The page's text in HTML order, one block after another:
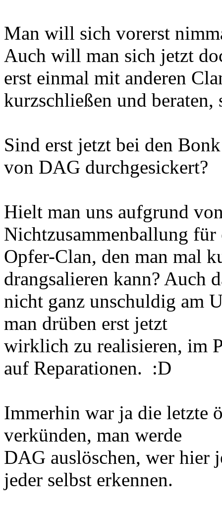
Man will sich vorerst
Auch will man sich jetzt
erst einmal mit anderen
kurzschließen und beraten,
Sind erst jetzt bei den
von DAG durchgesickert?
Hielt man uns aufgrund
Nichtzusammenballung
Opfer-Clan, den man mal
drangsalieren kann? Auch
nicht ganz unschuldig am
man drüben erst jetzt
wirklich zu realisieren, im
auf Reparationen. :D
Immerhin war ja die letzte
verkünden, man werde
DAG auslöschen, wer hier
jeder selbst erkennen.